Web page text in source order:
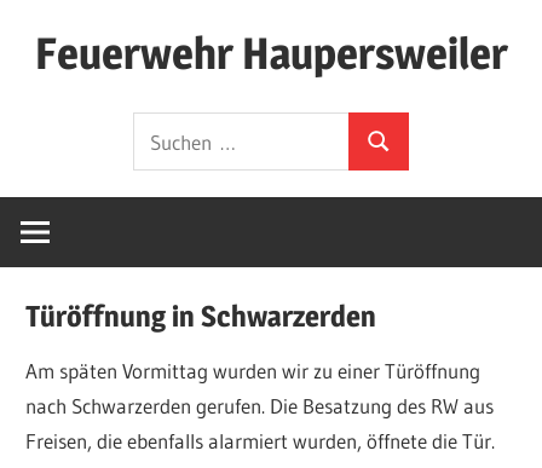
InhaltFeuerwehr Haupersweiler
Webseite
Freiwilligen
Löschbezirk
Haupersweiler.
Wir
nach:
Suchen
Türöffnung in Schwarzerden
Am späten Vormittag wurden wir zu einer Türöffnung
nach Schwarzerden gerufen. Die Besatzung des RW aus
Freisen, die ebenfalls alarmiert wurden, öffnete die Tür.